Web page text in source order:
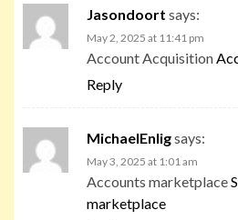
Jasondoort says:
May 2, 2025 at 11:41 pm
Account Acquisition
Reply
MichaelEnligsays:
May 3, 2025 at 1:01 am
Accounts marketplace
marketplace